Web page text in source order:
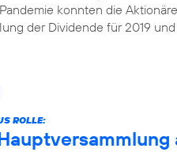
konnten die
der Dividende für 2019
ROLLE: